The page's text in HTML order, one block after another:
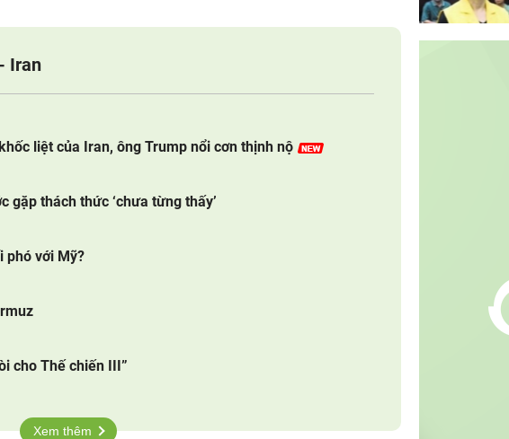
Iran
liệt của Iran, ông Trump nổi cơn thịnh nộ
gặp thách thức ‘chưa từng thấy’
phó với Mỹ?
cho Thế chiến III”
Xem thêm